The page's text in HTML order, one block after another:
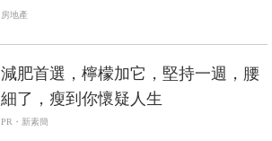
房地產
減肥首選，檸檬加它，堅持一週，腰
細了，瘦到你懷疑人生
PR・新素簡